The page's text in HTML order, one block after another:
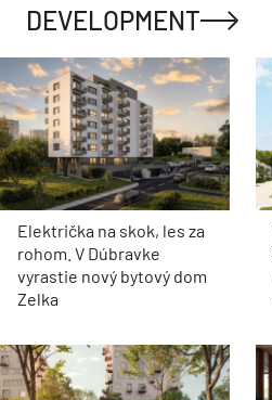
DEVELOPMENT
Električka na skok, les za
rohom. V Dúbravke
vyrastie nový bytový dom
Zelka